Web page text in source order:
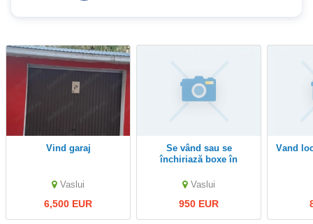
vind garaj
Vaslui
6,500 EUR
Se vând sau se
închiriază boxe în
Vaslui
950 EUR
vand